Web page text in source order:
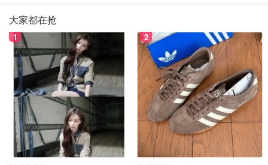
大家都在抢
1 2